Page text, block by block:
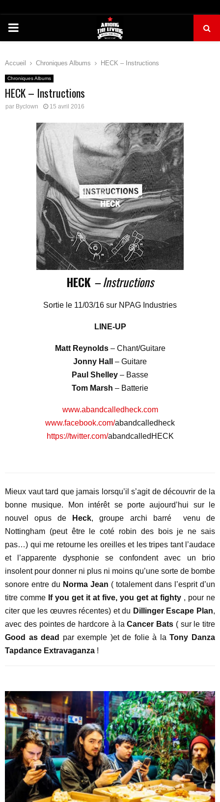
PRIMARY
Accueil Chroniques Albums HECK – Instructions
Chroniques Albums
HECK – Instructions
par Byclown 15 avril 2016
HECK – Instructions
Sortie le 11/03/16 sur NPAG Industries
LINE-UP
Matt Reynolds– Chant/Guitare
Jonny Hall
– Guitare
Paul Shelley – Basse
Tom Marsh – Batterie
www.abandcalledheck.com
www.facebook.com/abandcalledheck
https://twitter.com/abandcalledHECK
Mieux vaut tard que jamais lorsqu’il s’agit de découvrir de la
bonne musique. Mon intérêt se porte aujourd’hui sur le
nouvel opus de
Heck, groupe archi barré venu de
Nottingham (peut être le coté robin des bois je ne sais
pas…) qui me retourne les oreilles et les tripes tant l’audace
et l’apparente dysphonie se confondent avec un brio
insolent pour donner ni plus ni moins qu’une sorte de bombe
sonore entre du Norma Jean ( totalement dans l’esprit d’un
titre comme If you get it at five, you get at fighty , pour ne
citer que les œuvres récentes) et du Dillinger Escape Plan,
avec des pointes de hardcore à laCancer Bats ( sur le titre
Good as dead
par exemple )et de folie à laTony Danza
Tapdance Extravaganza !